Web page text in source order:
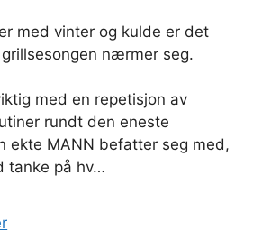
med vinter og kulde er det
nærmer seg.
med en repetisjon av
rundt den eneste
ekte MANN befatter seg med,
tanke på hv…